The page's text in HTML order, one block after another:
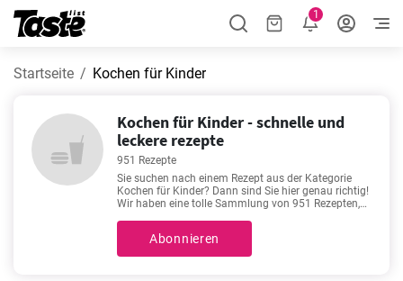
1
Startseite Kochen für Kinder
Kochen für Kinder - schnelle und
leckere rezepte
951 Rezepte
Sie suchen nach einem Rezept aus der Kategorie
Kochen für Kinder? Dann sind Sie hier genau richtig!
Wir haben eine tolle Sammlung von 951 Rezepten,
Die genaue Zubereitungszeit finden Sie unter jedem
Rezept. Außerdem sehen Sie, wie viele Portionen Sie
Abonnieren